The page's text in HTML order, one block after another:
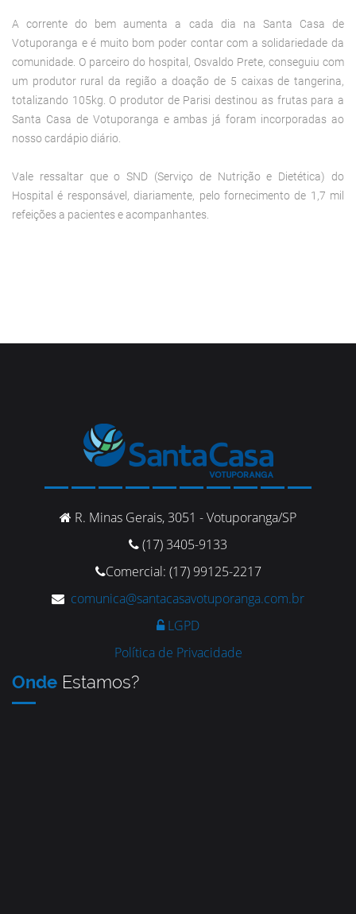
A corrente do bem aumenta a cada dia na Santa Casa de
Votuporanga e é muito bom poder contar com a solidariedade da
comunidade. O parceiro do hospital, Osvaldo Prete, conseguiu com
um produtor rural da região a doação de 5 caixas de tangerina,
totalizando 105kg. O produtor de Parisi destinou as frutas para a
Santa Casa de Votuporanga e ambas já foram incorporadas ao
nosso cardápio diário.
Vale ressaltar que o SND (Serviço de Nutrição e Dietética) do
Hospital é responsável, diariamente, pelo fornecimento de 1,7 mil
refeições a pacientes e acompanhantes.
R. Minas Gerais, 3051 - Votuporanga/SP
(17) 3405-9133
Comercial: (17) 99125-2217
comunica@santacasavotuporanga.com.br
LGPD
Política de Privacidade
Onde Estamos?